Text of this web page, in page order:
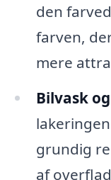
den
farven,
mere
Bilvask
grundig
af